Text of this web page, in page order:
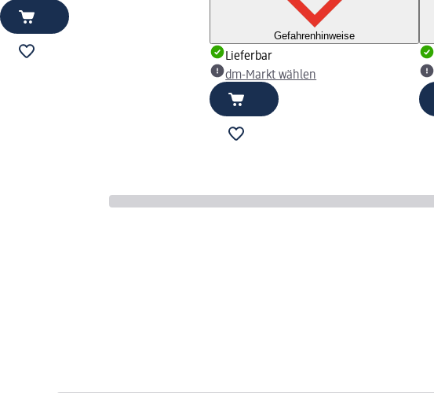
Gefahrenhinweise
Lieferbar
dm-Markt wählen